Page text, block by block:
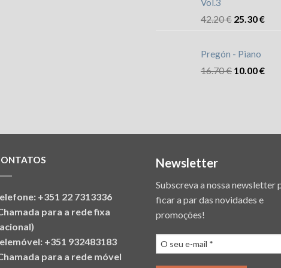
Vol.3
42.20€ 25.30€
Pregón - Piano
16.70€ 10.00€
+351 22 7313336
para a rede fixa
+351 932483183
para a rede móvel
Newsletter
Subscreva a nossa newsletter
ficar a par das novidades e
promoções!